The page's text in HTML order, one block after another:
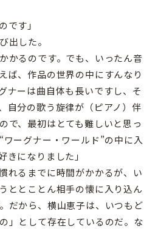
です」
出した。
かるのです。でも、いったん音
ば、作品の世界の中にすんなり
ナーは曲自体も長いですし、そ
自分の歌う旋律が（ピアノ）伴
で、最初はとても難しいと思っ
ーグナー・ワールド”の中に入
きになりました」
れるまでに時間がかかるが、い
ととことん相手の懐に入り込ん
だから、横山恵子は、いつもど
」として存在しているのだ。な